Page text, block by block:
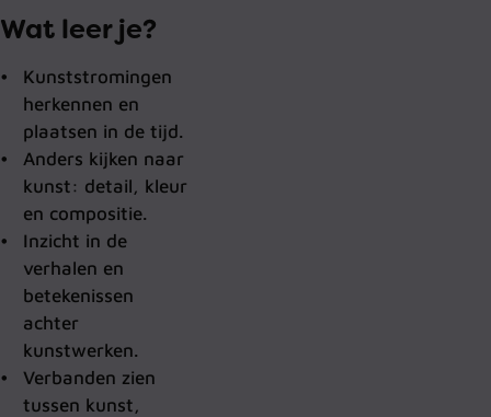
Wat leer je?
Kunststromingen
herkennen en
plaatsen in de tijd.
Anders kijken naar
kunst: detail, kleur
en compositie.
Inzicht in de
verhalen en
betekenissen
achter
kunstwerken.
Verbanden zien
tussen kunst,